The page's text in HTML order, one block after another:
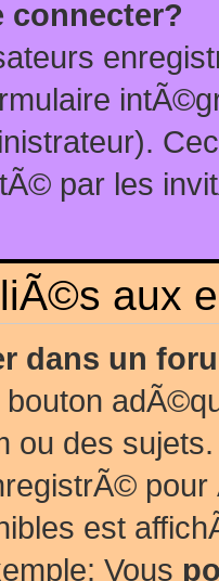
connecter?
par les
aux
dans un
ou des
est
Vous